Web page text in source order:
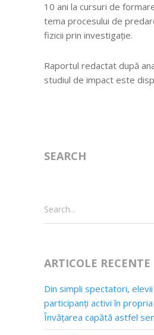
10 ani la cursuri de
tema procesului de
fizicii prin investigație.
Raportul redactat după
studiul de impact este
SEARCH
Search...
ARTICOLE RECENTE
Din simpli spectatori,
participanți activi în
Învățarea capătă astfel